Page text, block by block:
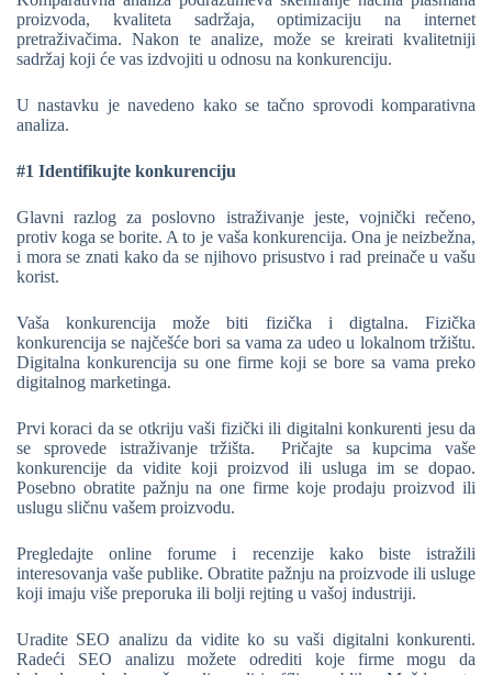
proizvoda, kvaliteta sadržaja, optimizaciju na internet
pretraživačima. Nakon te analize, može se kreirati kvalitetniji
sadržaj koji će vas izdvojiti u odnosu na konkurenciju.
U nastavku je navedeno kako se tačno sprovodi komparativna
analiza.
#1 Identifikujte konkurenciju
Glavni razlog za poslovno istraživanje jeste, vojnički rečeno,
protiv koga se borite. A to je vaša konkurencija. Ona je neizbežna,
i mora se znati kako da se njihovo prisustvo i rad preinače u vašu
korist.
Vaša konkurencija može biti fizička i digtalna. Fizička
konkurencija se najčešće bori sa vama za udeo u lokalnom tržištu.
Digitalna konkurencija su one firme koji se bore sa vama preko
digitalnog marketinga.
Prvi koraci da se otkriju vaši fizički ili digitalni konkurenti jesu da
se sprovede istraživanje tržišta. Pričajte sa kupcima vaše
konkurencije da vidite koji proizvod ili usluga im se dopao.
Posebno obratite pažnju na one firme koje prodaju proizvod ili
uslugu sličnu vašem proizvodu.
Pregledajte online forume i recenzije kako biste istražili
interesovanja vaše publike. Obratite pažnju na proizvode ili usluge
koji imaju više preporuka ili bolji rejting u vašoj industriji.
Uradite SEO analizu da vidite ko su vaši digitalni konkurenti.
Radeći SEO analizu možete odrediti koje firme mogu da